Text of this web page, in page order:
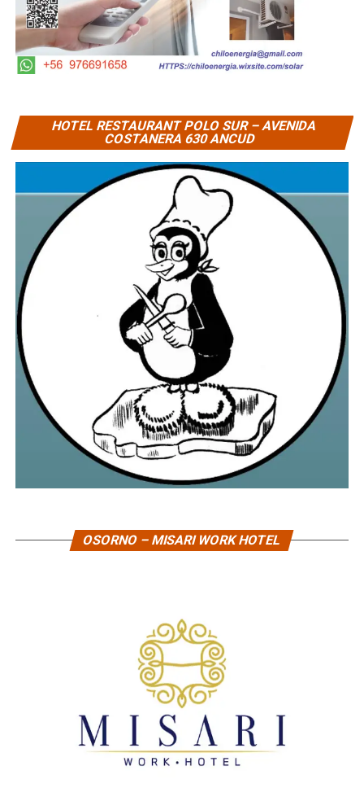
HOTEL RESTAURANT POLO SUR – AVENIDA
COSTANERA 630 ANCUD
OSORNO – MISARI WORK HOTEL